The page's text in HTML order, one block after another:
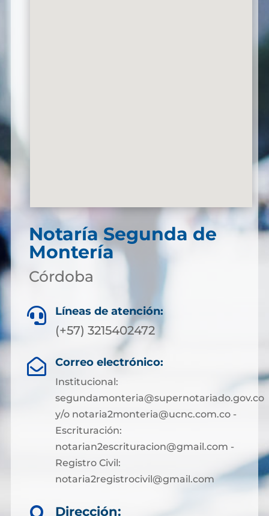
Notaría Segunda de
Montería
Córdoba
 Líneas de atención:
(+57) 3215402472
 Correo electrónico:
Institucional:
segundamonteria@supernotariado.gov.co
y/o notaria2monteria@ucnc.com.co -
Escrituración:
notarian2escrituracion@gmail.com -
Registro Civil:
notaria2registrocivil@gmail.com
Dirección: